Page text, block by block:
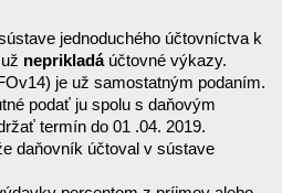
jednoduchého účtovníctva k
neprikladá účtovné výkazy.
je už samostatným podaním.
podať ju spolu s daňovým
termín do 01 .04. 2019.
daňovník účtoval v sústave